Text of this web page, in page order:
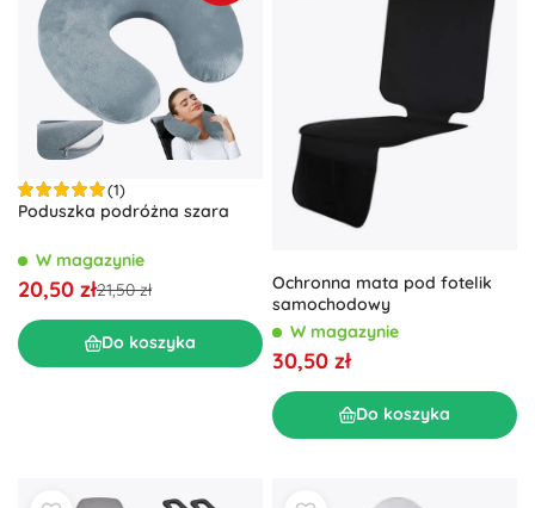
(1)
Poduszka podróżna szara
W magazynie
20,50 zł21,50 zł
Do koszyka
Ochronna mata pod fotelik
samochodowy
W magazynie
30,50 zł
Do koszyka